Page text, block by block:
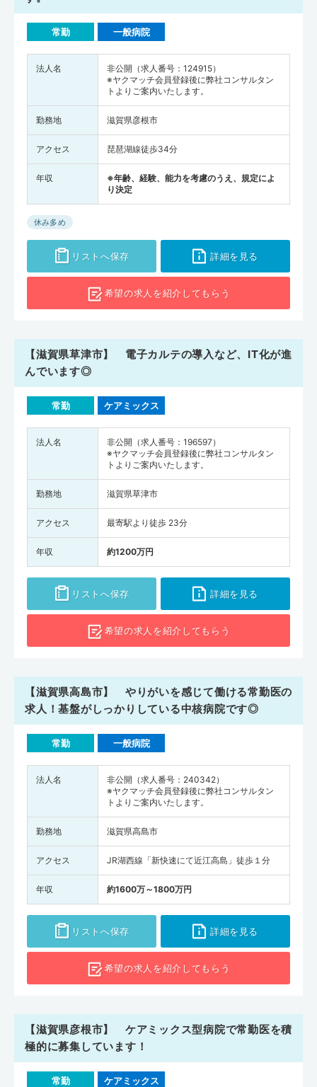
常勤 一般病院
法人名
非公開（求人番号：124915）
※ヤクマッチ会員登録後に弊社コンサルタン
トよりご案内いたします。
勤務地 滋賀県彦根市
アクセス 琵琶湖線徒歩34分
年収
※年齢、経験、能力を考慮のうえ、規定によ
り決定
休み多め
リストへ保存 詳細を見る
希望の求人を紹介してもらう
【滋賀県草津市】 電子カルテの導入など、IT化が進
んでいます◎
常勤 ケアミックス
法人名
非公開（求人番号：196597）
※ヤクマッチ会員登録後に弊社コンサルタン
トよりご案内いたします。
勤務地 滋賀県草津市
アクセス 最寄駅より徒歩 23分
年収 約1200万円
リストへ保存 詳細を見る
希望の求人を紹介してもらう
【滋賀県高島市】 やりがいを感じて働ける常勤医の
求人！基盤がしっかりしている中核病院です◎
常勤 一般病院
法人名
非公開（求人番号：240342）
※ヤクマッチ会員登録後に弊社コンサルタン
トよりご案内いたします。
勤務地 滋賀県高島市
アクセス JR湖西線「新快速にて近江高島」徒歩１分
年収 約1600万～1800万円
リストへ保存 詳細を見る
希望の求人を紹介してもらう
【滋賀県彦根市】 ケアミックス型病院で常勤医を積
極的に募集しています！
常勤 ケアミックス